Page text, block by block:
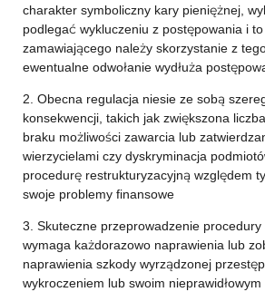
charakter symboliczny kary pieniężnej,
podlegać wykluczeniu z postępowania i
zamawiającego należy skorzystanie z
ewentualne odwołanie wydłuża
2. Obecna regulacja niesie ze sobą
konsekwencji, takich jak zwiększona
braku możliwości zawarcia lub
wierzycielami czy dyskryminacja
procedurę restrukturyzacyjną względem
swoje problemy finansowe
3. Skuteczne przeprowadzenie
wymaga każdorazowo naprawienia lub
naprawienia szkody wyrządzonej
wykroczeniem lub swoim